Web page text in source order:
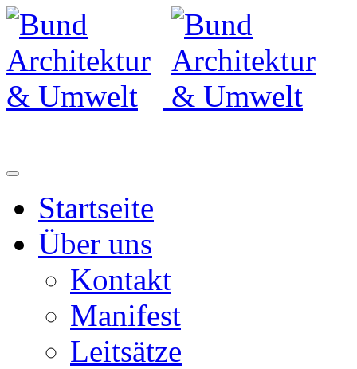
Startseite
Über uns
Kontakt
Manifest
Leitsätze